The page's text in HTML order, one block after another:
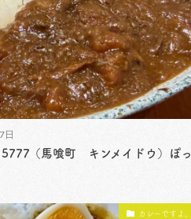
日
5777（馬喰町 キンメイドウ）ぽっ
カレーですよ。